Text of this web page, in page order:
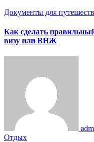
Документы для
Как сделать
визу или ВНЖ
Отдых